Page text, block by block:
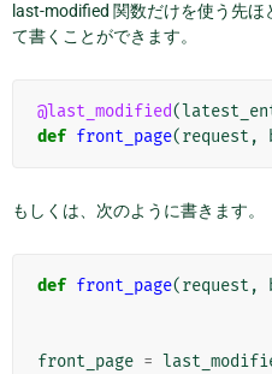
last-modified 関数だけを使う先
て書くことができます。
@last_modified(
def front_page(request ,
もしくは、次のように書きます。
def front_page(request ,
front_page =